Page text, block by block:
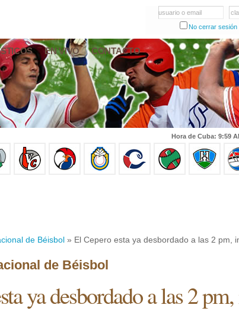
usuario o email
No cerrar sesión
EN VIVO CONTACTO
Hora de Cuba: 9:59
de Béisbol » El Cepero esta ya desbordado a las 2 pm,
de Béisbol
ya desbordado a las 2